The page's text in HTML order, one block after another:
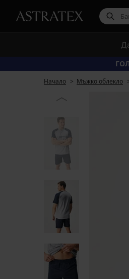
Начало Мъжко облекло